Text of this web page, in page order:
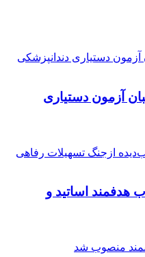
آزمون دستیاری
هدفمند اساتید و